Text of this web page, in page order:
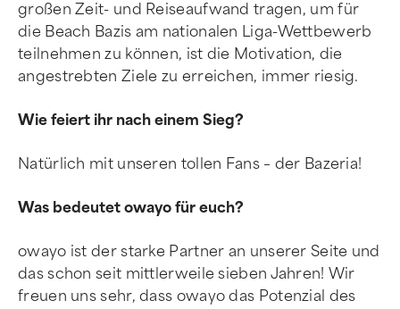
großen Zeit- und Reiseaufwand tragen, um für
die Beach Bazis am nationalen Liga-Wettbewerb
teilnehmen zu können, ist die Motivation, die
angestrebten Ziele zu erreichen, immer riesig.
Wie feiert ihr nach einem Sieg?
Natürlich mit unseren tollen Fans – der Bazeria!
Was bedeutet owayo für euch?
owayo ist der starke Partner an unserer Seite und
das schon seit mittlerweile sieben Jahren! Wir
freuen uns sehr, dass owayo das Potenzial des